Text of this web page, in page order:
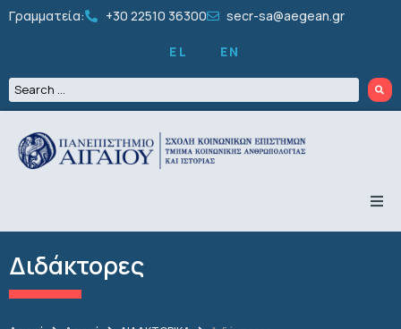
Γραμματεία: +30 22510 36300 secr-sa@aegean.gr
EL EN
ΤΟ ΤΜΗΜΑ
ΜΕΤΑΠΤΥΧΙΑΚΑ
ΔΙΔΑΚΤΟΡΙΚΑ
Διδάκτορες